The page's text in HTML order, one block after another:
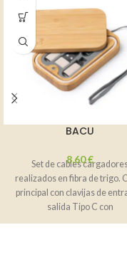
BACU
8,60€
Set de cables
realizados en fibra de trigo.
principal con clavijas de
salida Tipo C con